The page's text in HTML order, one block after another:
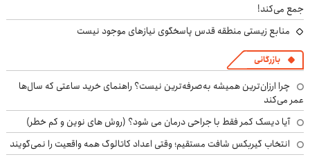
جمع می‌کند!
منابع زیستی منطقه قدس پاسخگوی نیازهای موجود نیست
بازرگانی
چرا ارزان‌ترین همیشه به‌صرفه‌ترین نیست؟ راهنمای خرید ساعتی که سال‌ها
عمر می‌کند
آیا دیسک کمر فقط با جراحی درمان می شود؟ (روش های نوین و کم خطر)
انتخاب گیربکس شافت مستقیم؛ وقتی اعداد کاتالوگ همه واقعیت را نمی‌گویند